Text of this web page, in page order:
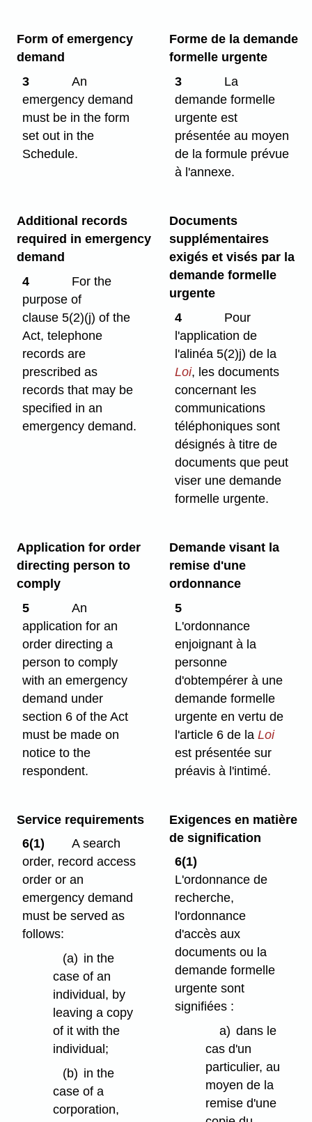
Form of emergency
demand
3
An
emergency demand
must be in the form
set out in the
Schedule.
Forme de la demande
formelle urgente
3
La
demande formelle
urgente est
présentée au moyen
de la formule prévue
à l'annexe.
Additional records
required in emergency
demand
4
For the
purpose of
clause 5(2)⁠(j) of the
Act, telephone
records are
prescribed as
records that may be
specified in an
emergency demand.
Documents
supplémentaires
exigés et visés par la
demande formelle
urgente
4
Pour
l'application de
l'alinéa 5(2)j) de la
Loi, les documents
concernant les
communications
téléphoniques sont
désignés à titre de
documents que peut
viser une demande
formelle urgente.
Application for order
directing person to
comply
5
An
application for an
order directing a
person to comply
with an emergency
demand under
section 6 of the Act
must be made on
notice to the
respondent.
Demande visant la
remise d'une
ordonnance
5
L'ordonnance
enjoignant à la
personne
d'obtempérer à une
demande formelle
urgente en vertu de
l'article 6 de laLoi
est présentée sur
préavis à l'intimé.
Service requirements
6(1)
A search
order, record access
order or an
emergency demand
must be served as
follows:
(a) in the
case of an
individual, by
leaving a copy
of it with the
individual;
(b) in the
case of a
corporation,
Exigences en matière
de signification
6(1)
L'ordonnance de
recherche,
l'ordonnance
d'accès aux
documents ou la
demande formelle
urgente sont
signifiées :
a) dans le
cas d'un
particulier, au
moyen de la
remise d'une